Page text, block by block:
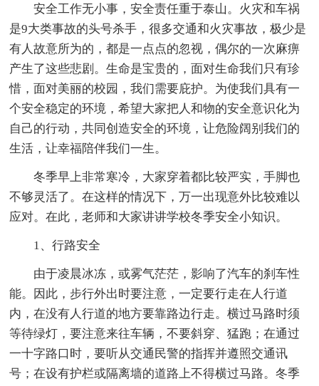
安全工作无小事，安全责任重于泰山。火灾和车祸
是9大类事故的头号杀手，很多交通和火灾事故，极少是
有人故意所为的，都是一点点的忽视，偶尔的一次麻痹
产生了这些悲剧。生命是宝贵的，面对生命我们只有珍
惜，面对美丽的校园，我们需要庇护。为使我们具有一
个安全稳定的环境，希望大家把人和物的安全意识化为
自己的行动，共同创造安全的环境，让危险阔别我们的
生活，让幸福陪伴我们一生。
冬季早上非常寒冷，大家穿着都比较严实，手脚也
不够灵活了。在这样的情况下，万一出现意外比较难以
应对。在此，老师和大家讲讲学校冬季安全小知识。
1、行路安全
由于凌晨冰冻，或雾气茫茫，影响了汽车的刹车性
能。因此，步行外出时要注意，一定要行走在人行道
内，在没有人行道的地方要靠路边行走。横过马路时须
等待绿灯，要注意来往车辆，不要斜穿、猛跑；在通过
一十字路口时，要听从交通民警的指挥并遵照交通讯
号；在设有护栏或隔离墙的道路上不得横过马路。冬季